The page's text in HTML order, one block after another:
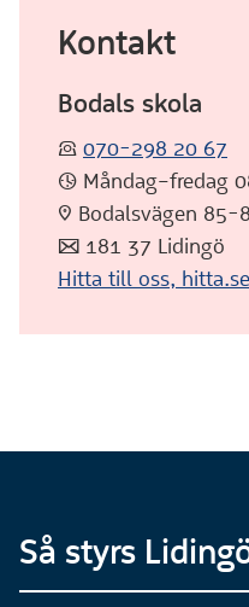
Kontakt
Bodals skola
:telefon: 070-298 20 67
:klocka:
:pin: Bodalsvägen 85-
:post: 181 37 Lidingö
Hitta till oss, hitta.se
Så styrs